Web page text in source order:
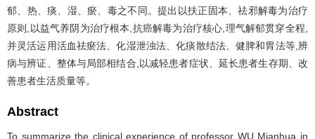
郁、热、痰、湿、瘀、毒之不同。提出以扶正固本、祛邪解毒为治疗
原则,以益气养阴为治疗根本,抗癌解毒为治疗核心,理气解郁贯穿全程,
并灵活运用活血祛瘀法、化湿泄浊法、化痰散结法、健脾和胃法等,辨
病与辨证、整体与局部相结合,以减轻患者症状、延长患者生存期、改
善患者生活质量等。
Abstract
To summarize the clinical experience of professor WU Mianhua in